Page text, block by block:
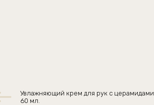
Увлажняющий крем для рук с церамидами
60 мл.